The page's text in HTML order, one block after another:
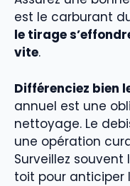
est le carburant
le tirage
vite.
Différenciez bien
annuel est une
nettoyage. Le
une opération
Surveillez
toit pour anticiper